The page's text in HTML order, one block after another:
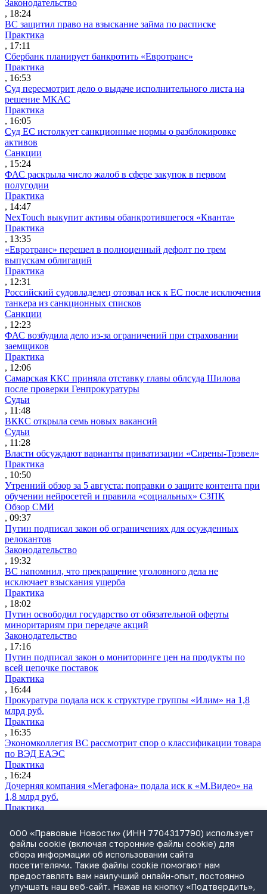
Законодательство
, 18:24
ВС защитил право на взыскание займа по расписке
Практика
, 17:11
Сбербанк планирует банкротить «Евротранс»
Практика
, 16:53
Суд пересмотрит дело о выдаче исполнительного листа на
решение МКАС
Практика
, 16:05
Суд ЕС истолкует санкционные нормы о разблокировке
активов
Санкции
, 15:24
ФАС раскрыла число жалоб в сфере закупок в первом
полугодии
Практика
, 14:47
NexTouch выкупит активы обанкротившегося «Кванта»
Практика
, 13:35
«Евротранс» перешел в полноценный дефолт по трем
выпускам облигаций
Практика
, 12:31
Российский судовладелец отозвал иск к ЕС после исключения
танкера из санкционных списков
Санкции
, 12:23
ФАС возбудила дело из-за ограничений при страховании
заемщиков
Практика
, 12:06
Самарская ККС приняла отставку главы облсуда Шилова
после проверки Генпрокуратуры
Судьи
, 11:48
ВККС открыла семь новых вакансий
Судьи
, 11:28
Власти обсуждают варианты приватизации «Сирены-Трэвел»
Практика
, 10:50
Утренний обзор за 5 августа: поправки о защите контента при
обучении нейросетей и правила «социальных» СЗПК
Обзор СМИ
, 09:37
Путин подписал закон об ограничениях для осужденных
релокантов
Законодательство
, 19:32
ВС напомнил, что прекращение уголовного дела не
исключает взыскания ущерба
Практика
, 18:02
Путин освободил государство от обязательной оферты
миноритариям при передаче акций
Законодательство
, 17:16
Путин подписал закон о мониторинге цен на продукты по
всей цепочке поставок
Практика
, 16:44
Прокуратура подала иск к структуре группы «Илим» на 1,8
млрд руб.
Практика
, 16:35
Экономколлегия ВС рассмотрит спор о классификации товара
по ВЭД ЕАЭС
Практика
, 16:24
Дочерняя компания «Мегафона» подала иск к «М.Видео» на
1,8 млрд руб.
Практика
СИП проверит отмену патента на систему управления
устройствами после возражений «Яндекса»
Практика
, 15:17
Суды 10 стран рассматривают иски российской «дочки»
Google о возврате дивидендов
ООО «Правовые Новости» (ИНН 7704317790) использует
файлы cookie (включая сторонние файлы cookie) для
сбора информации об использовании сайта
посетителями. Такие файлы cookie помогают нам
предоставлять вам наилучший онлайн-опыт, постоянно
улучшать наш веб-сайт. Нажав на кнопку «Подтвердить»,